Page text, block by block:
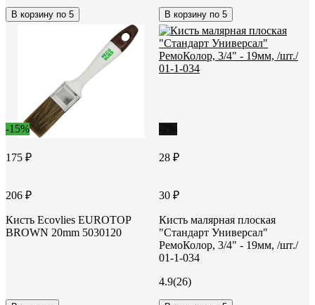
В корзину по 5 В корзину по 5
-15%
175 ₽
206 ₽
Кисть Ecovlies EUROTOP
BROWN 20mm 5030120
28 ₽
30 ₽
Кисть малярная плоская
"Стандарт Универсал"
РемоКолор, 3/4" - 19мм, /шт./
01-1-034
4.9(26)